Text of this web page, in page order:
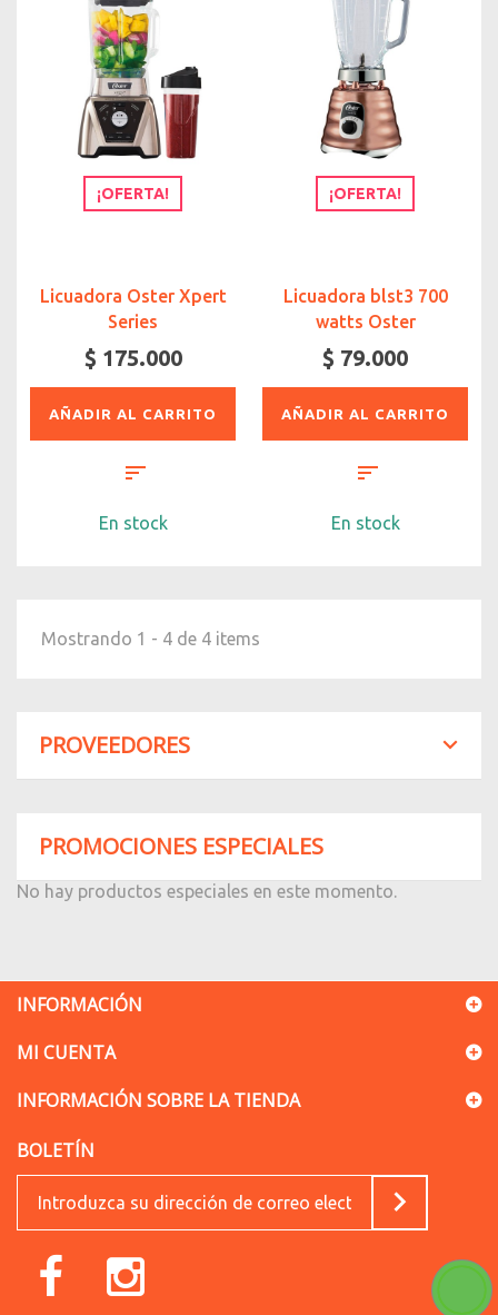
¡OFERTA!
Licuadora Oster Xpert
Series
$ 175.000
AÑADIR AL CARRITO
En stock
¡OFERTA!
Licuadora blst3 700
watts Oster
$ 79.000
AÑADIR AL CARRITO
En stock
Mostrando 1 - 4 de 4 items
PROVEEDORES
PROMOCIONES ESPECIALES
No hay productos especiales en este momento.
INFORMACIÓN
MI CUENTA
INFORMACIÓN SOBRE LA TIENDA
BOLETÍN